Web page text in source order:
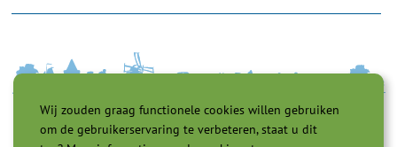
Wij zouden graag functionele cookies willen gebruiken
om de gebruikerservaring te verbeteren, staat u dit